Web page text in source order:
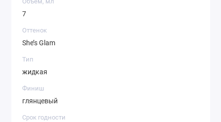
7
Оттенок
She’s Glam
Тип
жидкая
Финиш
глянцевый
Срок годности